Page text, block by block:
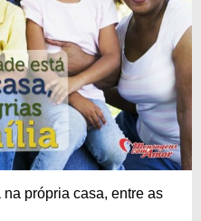
própria casa, entre as